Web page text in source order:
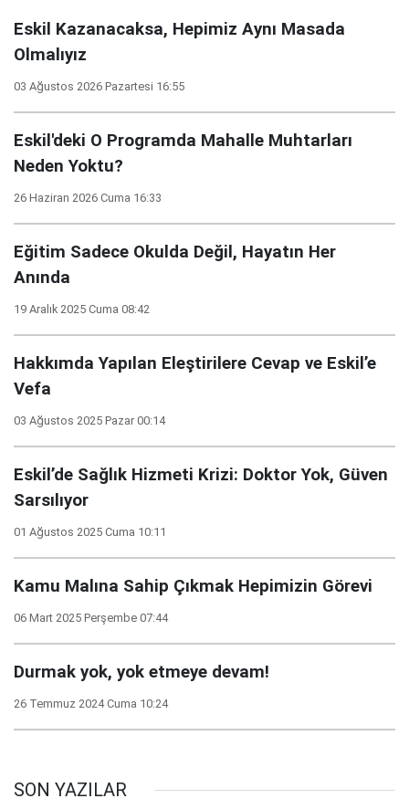
Eskil Kazanacaksa, Hepimiz Aynı Masada
Olmalıyız
03 Ağustos 2026 Pazartesi 16:55
Eskil'deki O Programda Mahalle Muhtarları
Neden Yoktu?
26 Haziran 2026 Cuma 16:33
Eğitim Sadece Okulda Değil, Hayatın Her
Anında
19 Aralık 2025 Cuma 08:42
Hakkımda Yapılan Eleştirilere Cevap ve Eskil’e
Vefa
03 Ağustos 2025 Pazar 00:14
Eskil’de Sağlık Hizmeti Krizi: Doktor Yok, Güven
Sarsılıyor
01 Ağustos 2025 Cuma 10:11
Kamu Malına Sahip Çıkmak Hepimizin Görevi
06 Mart 2025 Perşembe 07:44
Durmak yok, yok etmeye devam!
26 Temmuz 2024 Cuma 10:24
SON YAZILAR